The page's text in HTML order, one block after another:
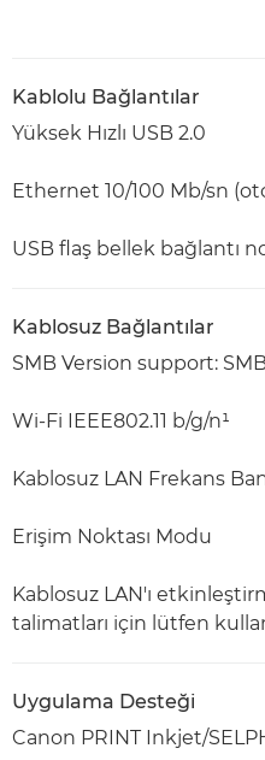
Kablolu Bağlantılar
Yüksek Hızlı USB 2.0
Ethernet 10/100 Mb/sn
USB flaş bellek bağlantı
Kablosuz Bağlantılar
SMB Version support:
Wi-Fi IEEE802.11 b/g/n¹
Kablosuz LAN Frekans
Erişim Noktası Modu
Kablosuz LAN'ı
talimatları için lütfen
Uygulama Desteği
Canon PRINT Inkjet/